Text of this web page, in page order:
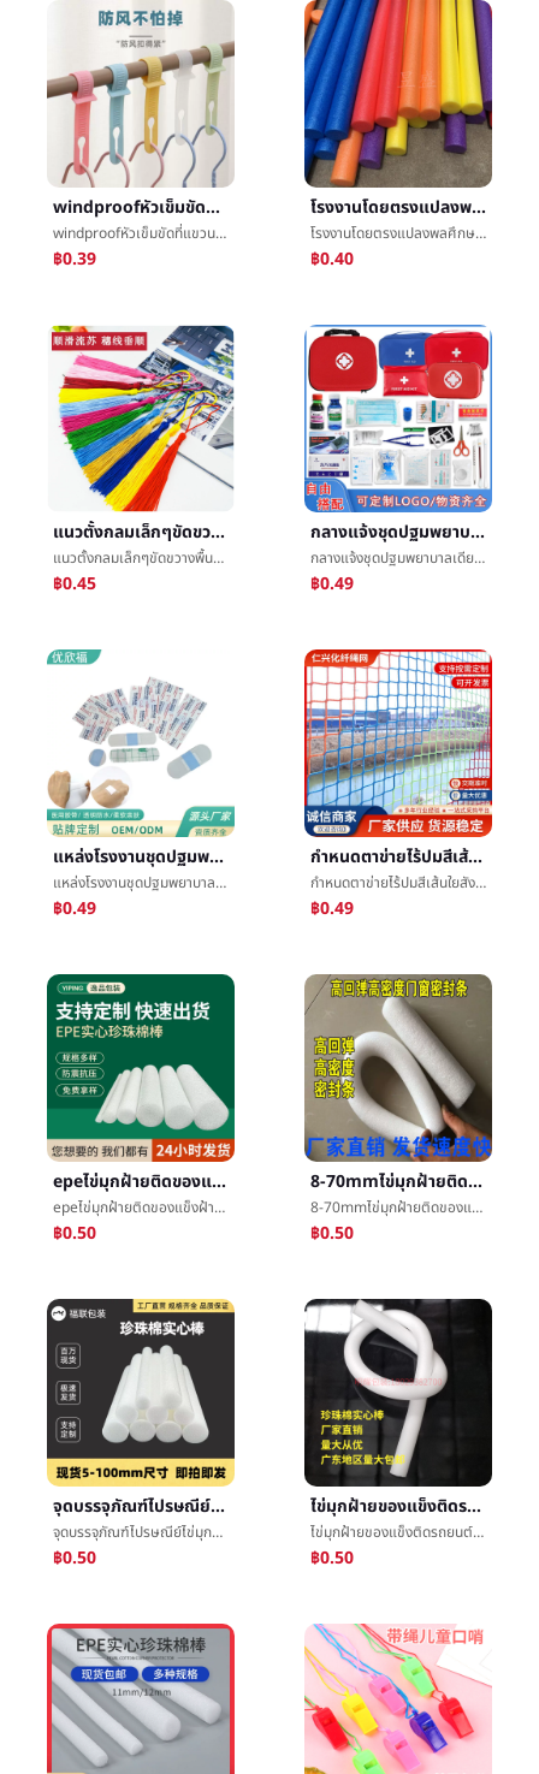
windproofหัวเข็มขัดที่แขวนครัวเรือนเสาเสื้อผ้าสามารถปรับå¡หัวเข็มขัดต่อต้านระเบิดหล่นระเบียงกลางแจ้งดวงอาทิตย์เสื้อผ้าwindproofแขวนหัวเข็มขัด
windproofหัวเข็มขัดที่แขวนครัวเรือนเสาเสื้อผ้าสามารถปรับå¡หัวเข็มขัดต่อต้านระเบิดหล่นระเบียงกลางแจ้งดวงอาทิตย์เสื้อผ้าwindproofแขวนหัวเข็มขัด
฿0.39
โรงงานโดยตรงแปลงพลศึกษาเกมโฟมติดepeความหนาแน่นสูงของแข็งสีไข่มุกฝ้ายว่ายน้ำการพยุงราคาติด
โรงงานโดยตรงแปลงพลศึกษาเกมโฟมติดepeความหนาแน่นสูงของแข็งสีไข่มุกฝ้ายว่ายน้ำการพยุงราคาติด
฿0.40
แนวตั้งกลมเล็กๆขัดขวางพื้นบ้านบริสุทธิ์คู่มือวัสดุdiyอุปกรณ์เครื่องนุ่งห่มพู่จี้ดีจิตรกรรมและการประดิษฐ์ตัวอักษรลงชื่อขัดขวางขายส่ง
แนวตั้งกลมเล็กๆขัดขวางพื้นบ้านบริสุทธิ์คู่มือวัสดุdiyอุปกรณ์เครื่องนุ่งห่มพู่จี้ดีจิตรกรรมและการประดิษฐ์ตัวอักษรลงชื่อขัดขวางขายส่ง
฿0.45
กลางแจ้งชุดปฐมพยาบาลเดียวบทความกลางแจ้งนักไต่เขารถเดินทางแคมป์ปิ้งผ้าพันแผลไฟฉายผ้าเช็ดทำความสะอาดถุงน้ำแข็งฟรีการจัดระเบียบ
กลางแจ้งชุดปฐมพยาบาลเดียวบทความกลางแจ้งนักไต่เขารถเดินทางแคมป์ปิ้งผ้าพันแผลไฟฉายผ้าเช็ดทำความสะอาดถุงน้ำแข็งฟรีการจัดระเบียบ
฿0.49
แหล่งโรงงานชุดปฐมพยาบาลวง-Aidกลางแจ้งช้ำCutsเล็กบาดแผลการแต่งตัวPUระบายอากาศได้ดีกันน้ำวางแผล
แหล่งโรงงานชุดปฐมพยาบาลวง-Aidกลางแจ้งช้ำCutsเล็กบาดแผลการแต่งตัวPUระบายอากาศได้ดีกันน้ำวางแผล
฿0.49
กำหนดตาข่ายไร้ปมสีเส้นใยสังเคราะห์กอล์ฟศาลอวนกระเป๋าเงินคู่มือสานè¶³ศาลการเล่นสกีสถานอวนกระเป๋าเงิน
กำหนดตาข่ายไร้ปมสีเส้นใยสังเคราะห์กอล์ฟศาลอวนกระเป๋าเงินคู่มือสานè¶³ศาลการเล่นสกีสถานอวนกระเป๋าเงิน
฿0.49
epeไข่มุกฝ้ายติดของแข็งฝ้ายหลอดการพยุงราคาผนังม่านประตูและหน้าต่างการกรอกโฟมฝ้ายติดงานแต่งงานการจัดดอกไม้โฟมติด
epeไข่มุกฝ้ายติดของแข็งฝ้ายหลอดการพยุงราคาผนังม่านประตูและหน้าต่างการกรอกโฟมฝ้ายติดงานแต่งงานการจัดดอกไม้โฟมติด
฿0.50
8-70mmไข่มุกฝ้ายติดของแข็งepeผนังม่านการอุดรูรั่วการพยุงราคาว่ายน้ำติดขาวสีสเปคสมบูรณ์
8-70mmไข่มุกฝ้ายติดของแข็งepeผนังม่านการอุดรูรั่วการพยุงราคาว่ายน้ำติดขาวสีสเปคสมบูรณ์
฿0.50
จุดบรรจุภัณฑ์ไปรษณีย์ไข่มุกฝ้ายของแข็งติดฝ้ายหลอดโฟมบทความว่ายน้ำการพยุงราคาติดผนังม่านการอุดรูรั่วงานแต่งงานภาพประกอบการกรอก
จุดบรรจุภัณฑ์ไปรษณีย์ไข่มุกฝ้ายของแข็งติดฝ้ายหลอดโฟมบทความว่ายน้ำการพยุงราคาติดผนังม่านการอุดรูรั่วงานแต่งงานภาพประกอบการกรอก
฿0.50
ไข่มุกฝ้ายของแข็งติดรถยนต์ผนังม่านการกรอกการพยุงราคาการอุดรูรั่วงานแต่งงานแทรกสำหรับดอกไม้โฟมบทความฟองน้ำบทความทรงกระบอก
ไข่มุกฝ้ายของแข็งติดรถยนต์ผนังม่านการกรอกการพยุงราคาการอุดรูรั่วงานแต่งงานแทรกสำหรับดอกไม้โฟมบทความฟองน้ำบทความทรงกระบอก
฿0.50